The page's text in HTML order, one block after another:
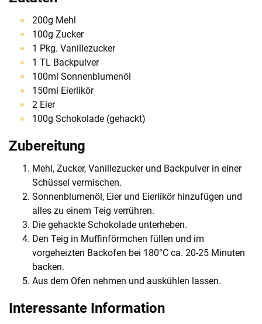
200g Mehl
100g Zucker
1 Pkg. Vanillezucker
1 TL Backpulver
100ml Sonnenblumenöl
150ml Eierlikör
2 Eier
100g Schokolade (gehackt)
Zubereitung
Mehl, Zucker, Vanillezucker und Backpulver in einer
Schüssel vermischen.
Sonnenblumenöl, Eier und Eierlikör hinzufügen und
alles zu einem Teig verrühren.
Die gehackte Schokolade unterheben.
Den Teig in Muffinförmchen füllen und im
vorgeheizten Backofen bei 180°C ca. 20-25 Minuten
backen.
Aus dem Ofen nehmen und auskühlen lassen.
Interessante Information